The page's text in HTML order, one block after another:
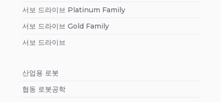
서보 드라이브 Platinum Family
서보 드라이브 Gold Family
서보 드라이브
산업용 로봇
협동 로봇공학